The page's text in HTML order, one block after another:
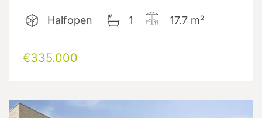
Halfopen 1 17.7 m²
€335.000